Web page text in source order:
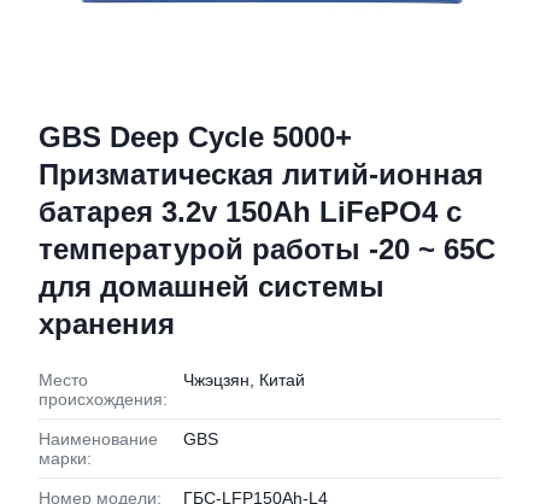
GBS Deep Cycle 5000+
Призматическая литий-ионная
батарея 3.2v 150Ah LiFePO4 с
температурой работы -20 ~ 65C
для домашней системы
хранения
Место
происхождения:
Чжэцзян, Китай
Наименование
марки:
GBS
Номер модели: ГБС-LFP150Ah-L4